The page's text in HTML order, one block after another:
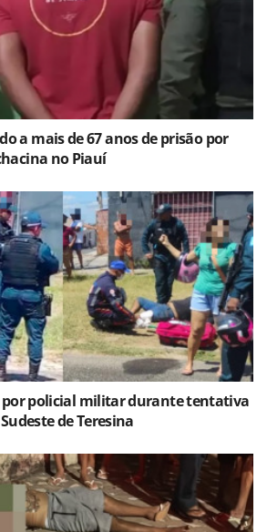
a mais de 67 anos de prisão por
no Piauí
por policial militar durante tentativa
de Teresina